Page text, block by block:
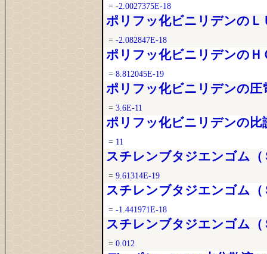
= -2.0027375E-18
ポリフッ化ビニリデンのＬ
= -2.082847E-18
ポリフッ化ビニリデンのＨ
= 8.812045E-19
ポリフッ化ビニリデンの圧
= 3.6E-11
ポリフッ化ビニリデンの比
= 11
スチレンブタジエンゴム
= 9.61314E-19
スチレンブタジエンゴム
= -1.441971E-18
スチレンブタジエンゴム（
= 0.012